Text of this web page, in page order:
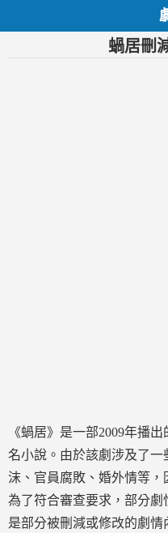
蝸居刪
《蝸居》是一部2009年播
名小說。由於該劇涉及了
沫、官員腐敗、婚外情等，
為了符合審查要求，部分
是部分被刪減或修改的劇情